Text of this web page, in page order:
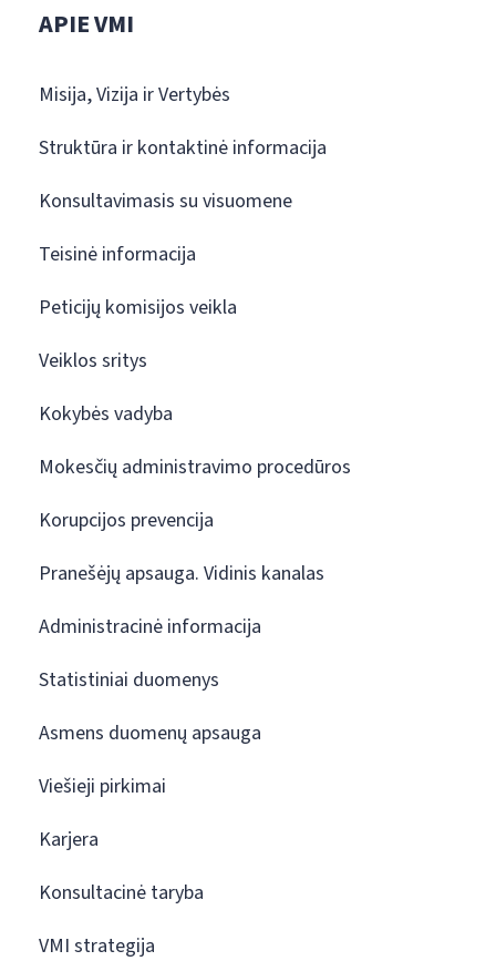
APIE VMI
Misija, Vizija ir Vertybės
Struktūra ir kontaktinė informacija
Konsultavimasis su visuomene
Teisinė informacija
Peticijų komisijos veikla
Veiklos sritys
Kokybės vadyba
Mokesčių administravimo procedūros
Korupcijos prevencija
Pranešėjų apsauga. Vidinis kanalas
Administracinė informacija
Statistiniai duomenys
Asmens duomenų apsauga
Viešieji pirkimai
Karjera
Konsultacinė taryba
VMI strategija